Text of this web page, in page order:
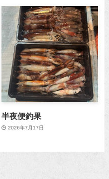
半夜便釣果
2026年7月17日